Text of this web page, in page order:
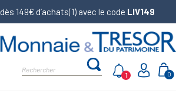
dès 149€ d’achats(1) avec le code LIV149
0
1